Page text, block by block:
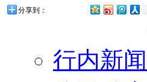
分享到：
行内新闻